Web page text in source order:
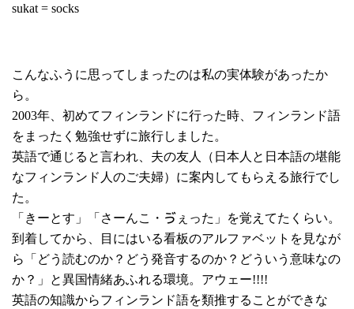
sukat = socks
こんなふうに思ってしまったのは私の実体験があったか
ら。
2003年、初めてフィンランドに行った時、フィンランド語
をまったく勉強せずに旅行しました。
英語で通じると言われ、夫の友人（日本人と日本語の堪能
なフィンランド人のご夫婦）に案内してもらえる旅行でし
た。
「きーとす」「さーんこ・ゔぇった」を覚えてたくらい。
到着してから、目にはいる看板のアルファベットを見なが
ら「どう読むのか？どう発音するのか？どういう意味なの
か？」と異国情緒あふれる環境。アウェー!!!!
英語の知識からフィンランド語を類推することができな